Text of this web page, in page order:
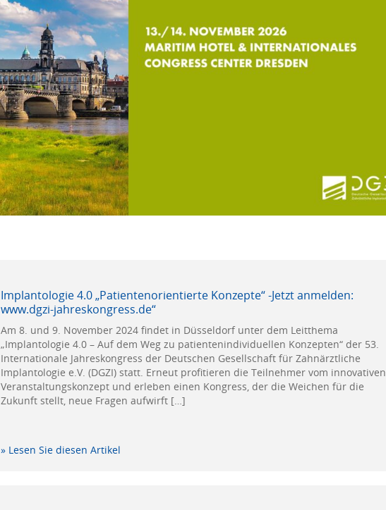
Implantologie 4.0 „Patientenorientierte Konzepte“ -Jetzt anmelden:
www.dgzi-jahreskongress.de“
Am 8. und 9. November 2024 findet in Düsseldorf unter dem Leitthema
„Implantologie 4.0 – Auf dem Weg zu patientenindividuellen Konzepten“ der 53.
Internationale Jahreskongress der Deutschen Gesellschaft für Zahnärztliche
Implantologie e.V. (DGZI) statt. Erneut profitieren die Teilnehmer vom innovativen
Veranstaltungskonzept und erleben einen Kongress, der die Weichen für die
Zukunft stellt, neue Fragen aufwirft […]
» Lesen Sie diesen Artikel